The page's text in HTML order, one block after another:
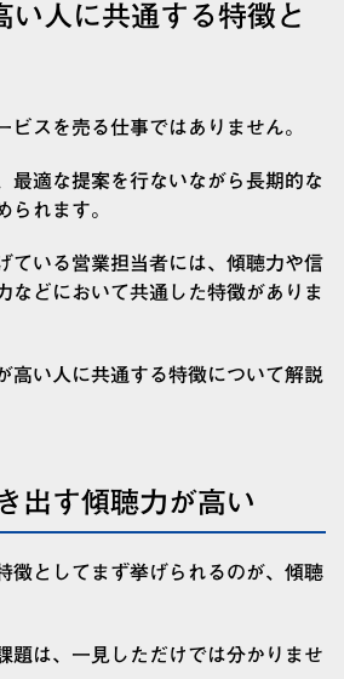
い人に共通する特徴と
ビスを売る仕事ではありません。
最適な提案を行ないながら長期的な
られます。
ている営業担当者には、傾聴力や信
などにおいて共通した特徴がありま
高い人に共通する特徴について解説
出す傾聴力が高い
徴としてまず挙げられるのが、傾聴
題は、一見しただけでは分かりませ